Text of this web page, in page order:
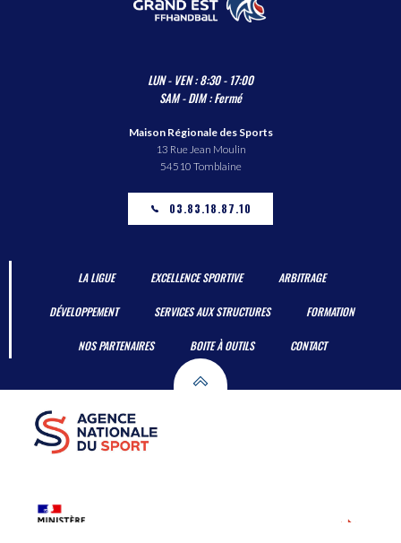
LUN - VEN : 8:30 - 17:00
SAM - DIM : Fermé
Maison Régionale des Sports
13 Rue Jean Moulin
54510 Tomblaine
03.83.18.87.10
LA LIGUE EXCELLENCE SPORTIVE ARBITRAGE
DÉVELOPPEMENT SERVICES AUX STRUCTURES FORMATION
NOS PARTENAIRES BOITE À OUTILS CONTACT